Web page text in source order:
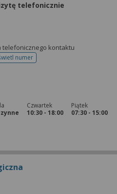
telefonicznie
telefonicznego kontaktu
numer
telefonu do rejestracji
Czwartek
10:30 - 18:00
Piątek
07:30 - 15:00